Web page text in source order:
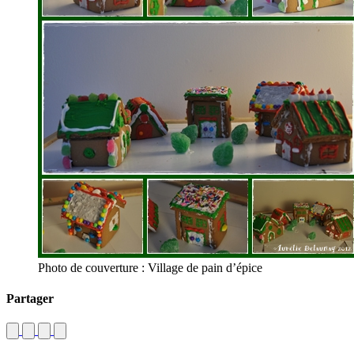
Photo de couverture : Village de pain d’épice
Partager